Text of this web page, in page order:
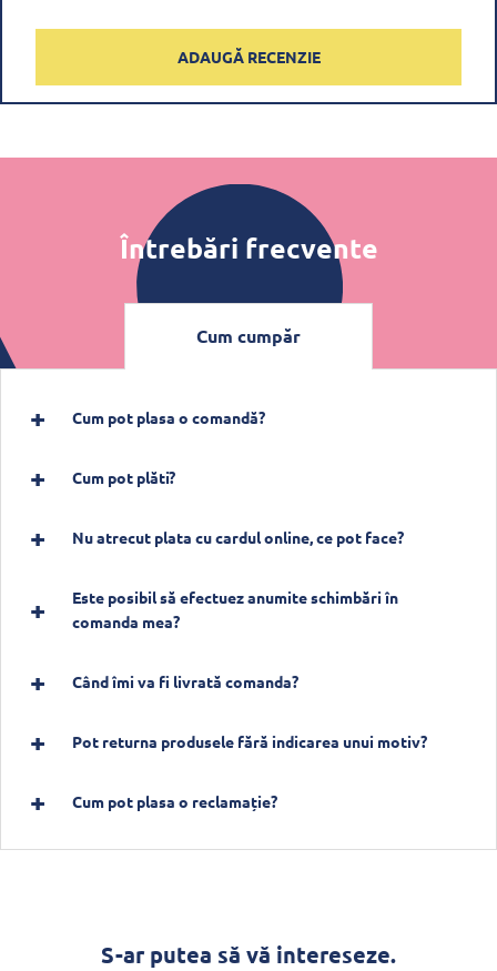
ADAUGĂ RECENZIE
Întrebări frecvente
Cum cumpăr
Cum pot plasa o comandă?
Cum pot plăti?
Nu atrecut plata cu cardul online, ce pot face?
Este posibil să efectuez anumite schimbări în
comanda mea?
Când îmi va fi livrată comanda?
Pot returna produsele fără indicarea unui motiv?
Cum pot plasa o reclamație?
S-ar putea să vă intereseze.